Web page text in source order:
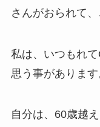
さんがおられて
私は、いつもれ
思う事があります
自分は、60歳越